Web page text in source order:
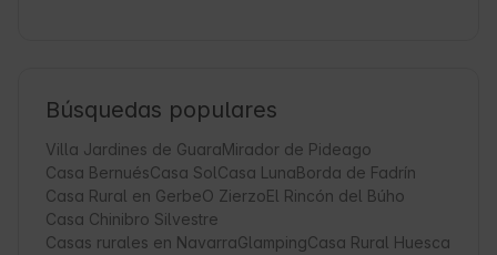
Búsquedas populares
Villa Jardines de GuaraMirador de Pideago
Casa BernuésCasa SolCasa LunaBorda de Fadrín
Casa Rural en GerbeO ZierzoEl Rincón del Búho
Casa Chinibro Silvestre
Casas rurales en NavarraGlampingCasa Rural Huesca